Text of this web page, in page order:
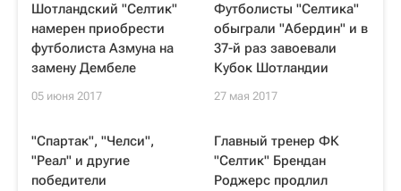
Шотландский "Селтик"
намерен приобрести
футболиста Азмуна на
замену Дембеле
05 июня 2017
Футболисты "Селтика"
обыграли "Абердин" и в
37-й раз завоевали
Кубок Шотландии
27 мая 2017
"Спартак", "Челси",
"Реал" и другие
победители
Главный тренер ФК
"Селтик" Брендан
Роджерс продлил